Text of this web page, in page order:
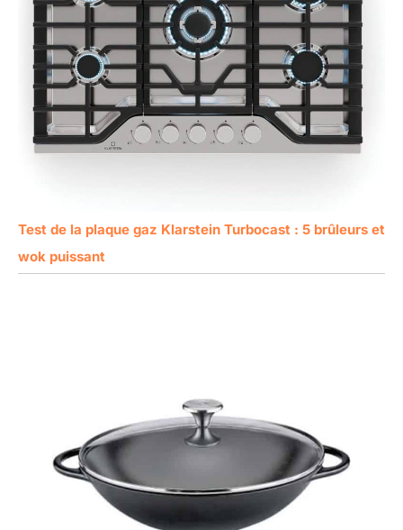
Test de la plaque gaz Klarstein Turbocast : 5 brûleurs et
wok puissant